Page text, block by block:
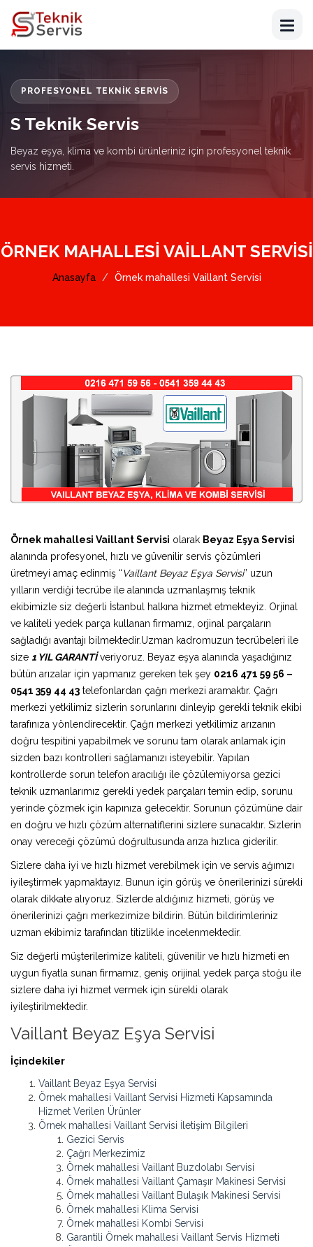
PROFESYONEL TEKNIK SERVIS
S Teknik Servis
Beyaz eşya, klima ve kombi ürünleriniz için profesyonel teknik
servis hizmeti.
ÖRNEK MAHALLESI VAILLANT SERVISI
Anasayfa Örnek mahallesi Vaillant Servisi
Örnek mahallesi Vaillant Servisi olarak Beyaz Eşya Servisi
alanında profesyonel, hızlı ve güvenilir servis çözümleri
üretmeyi amaç edinmiş “Vaillant Beyaz Eşya Servisi” uzun
yılların verdiği tecrübe ile alanında uzmanlaşmış teknik
ekibimizle siz değerli İstanbul halkına hizmet etmekteyiz. Orjinal
ve kaliteli yedek parça kullanan firmamız, orjinal parçaların
sağladığı avantajı bilmektedir.Uzman kadromuzun tecrübeleri ile
size 1 YIL GARANTİveriyoruz. Beyaz eşya alanında yaşadığınız
bütün arızalar için yapmanız gereken tek şey 0216 471 59 56 –
0541 359 44 43 telefonlardan çağrı merkezi aramaktır. Çağrı
merkezi yetkilimiz sizlerin sorunlarını dinleyip gerekli teknik ekibi
tarafınıza yönlendirecektir. Çağrı merkezi yetkilimiz arızanın
doğru tespitini yapabilmek ve sorunu tam olarak anlamak için
sizden bazı kontrolleri sağlamanızı isteyebilir. Yapılan
kontrollerde sorun telefon aracılığı ile çözülemiyorsa gezici
teknik uzmanlarımız gerekli yedek parçaları temin edip, sorunu
yerinde çözmek için kapınıza gelecektir. Sorunun çözümüne dair
en doğru ve hızlı çözüm alternatiflerini sizlere sunacaktır. Sizlerin
onay vereceği çözümü doğrultusunda arıza hızlıca giderilir.
Sizlere daha iyi ve hızlı hizmet verebilmek için ve servis ağımızı
iyileştirmek yapmaktayız. Bunun için görüş ve önerilerinizi sürekli
olarak dikkate alıyoruz. Sizlerde aldığınız hizmeti, görüş ve
önerilerinizi çağrı merkezimize bildirin. Bütün bildirimleriniz
uzman ekibimiz tarafından titizlikle incelenmektedir.
Siz değerli müşterilerimize kaliteli, güvenilir ve hızlı hizmeti en
uygun fiyatla sunan firmamız, geniş orijinal yedek parça stoğu ile
sizlere daha iyi hizmet vermek için sürekli olarak
iyileştirilmektedir.
Vaillant Beyaz Eşya Servisi
İçindekiler
Vaillant Beyaz Eşya Servisi
Örnek mahallesi Vaillant Servisi Hizmeti Kapsamında
Hizmet Verilen Ürünler
Örnek mahallesi Vaillant Servisi İletişim Bilgileri
Gezici Servis
Çağrı Merkezimiz
Örnek mahallesi Vaillant Buzdolabı Servisi
Örnek mahallesi Vaillant Çamaşır Makinesi Servisi
Örnek mahallesi Vaillant Bulaşık Makinesi Servisi
Örnek mahallesi Klima Servisi
Örnek mahallesi Kombi Servisi
Garantili Örnek mahallesi Vaillant Servis Hizmeti